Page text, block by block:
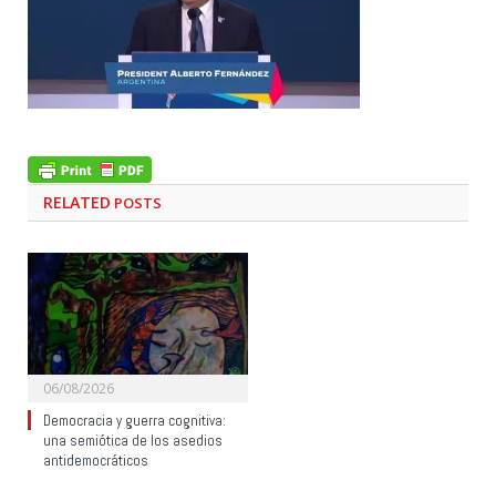
RELATED POSTS
06/08/2026
Democracia y guerra cognitiva:
una semiótica de los asedios
antidemocráticos